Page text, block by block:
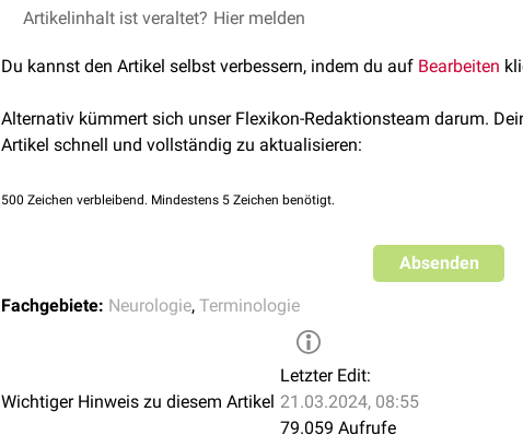
Artikelinhalt ist veraltet? Hier melden
Du kannst den Artikel selbst verbessern, indem du auf Bearbeiten
Alternativ kümmert sich unser Flexikon-Redaktionsteam darum.
Artikel schnell und vollständig zu aktualisieren:
500 Zeichen verbleibend. Mindestens 5 Zeichen benötigt.
Absenden
Fachgebiete: Neurologie, Terminologie
Wichtiger Hinweis zu diesem Artikel
Letzter Edit:
21.03.2024, 08:55
79.059 Aufrufe